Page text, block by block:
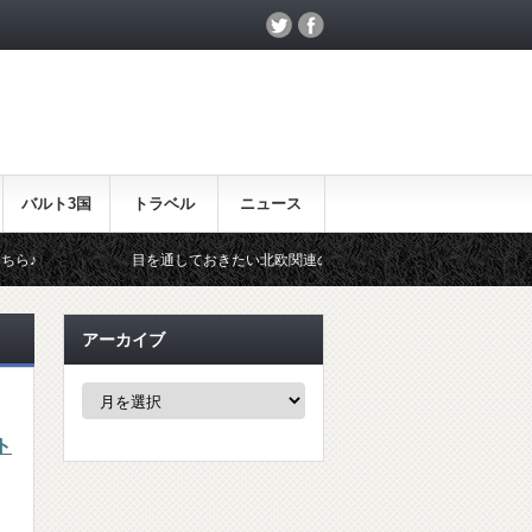
バルト3国 トラベル ニュース
目を通しておきたい北欧関連のイベント！ 北欧らしいギフト
アーカイブ
ア
ブ